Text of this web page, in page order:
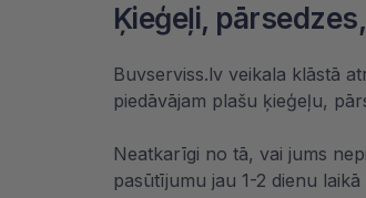
Ķieģeļi,
Buvserviss.lv veikala klāstā
piedāvājam plašu ķieģeļu,
Neatkarīgi no tā, vai jums
pasūtījumu jau 1-2 dienu